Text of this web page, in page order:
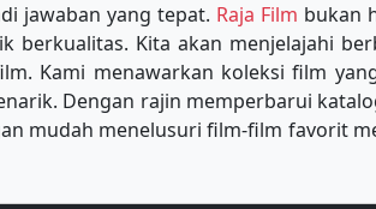
jawaban yang tepat. Raja Film bukan
berkualitas. Kita akan menjelajahi
Kami menawarkan koleksi film
Dengan rajin memperbarui
mudah menelusuri film-film favorit